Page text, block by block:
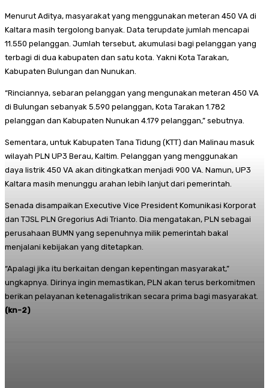
Menurut Aditya, masyarakat yang menggunakan meteran 450 VA di
Kaltara masih tergolong banyak. Data terupdate jumlah mencapai
11.550 pelanggan. Jumlah tersebut, akumulasi bagi pelanggan yang
terbagi di dua kabupaten dan satu kota. Yakni Kota Tarakan,
Kabupaten Bulungan dan Nunukan.
“Rinciannya, sebaran pelanggan yang mengunakan meteran 450 VA
di Bulungan sebanyak 5.590 pelanggan, Kota Tarakan 1.782
pelanggan dan Kabupaten Nunukan 4.179 pelanggan,” sebutnya.
Sementara, untuk Kabupaten Tana Tidung (KTT) dan Malinau masuk
wilayah PLN UP3 Berau, Kaltim. Pelanggan yang menggunakan
daya listrik 450 VA akan ditingkatkan menjadi 900 VA. Namun, UP3
Kaltara masih menunggu arahan lebih lanjut dari pemerintah.
Senada disampaikan Executive Vice President Komunikasi Korporat
dan TJSL PLN Gregorius Adi Trianto. Dia mengatakan, PLN sebagai
perusahaan BUMN yang sepenuhnya milik pemerintah bakal
menjalani kebijakan yang ditetapkan.
“Apalagi jika itu berkaitan dengan kepentingan masyarakat,”
ungkapnya. Dirinya ingin memastikan, PLN akan terus berkomitmen
berikan pelayanan ketenagalistrikan secara prima bagi masyarakat.
(kn-2)